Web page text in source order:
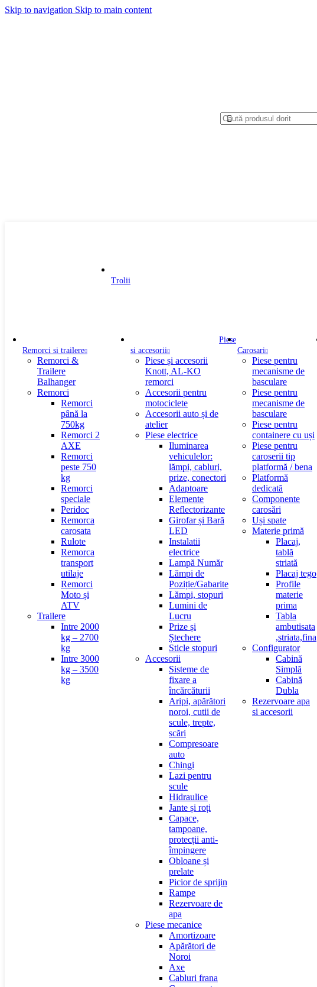
Skip to navigation Skip to main content
Remorci si trailere
Remorci &
Trailere
Balhanger
Remorci
Remorci
până la
750kg
Remorci 2
AXE
Remorci
peste 750
kg
Remorci
speciale
Peridoc
Remorca
carosata
Rulote
Remorca
transport
utilaje
Remorci
Moto și
ATV
Trailere
Intre 2000
kg – 2700
kg
Intre 3000
kg – 3500
kg
Trolii
Piese
si accesorii
Piese și accesorii
Knott, AL-KO
remorci
Accesorii pentru
motociclete
Accesorii auto și de
atelier
Piese electrice
Iluminarea
vehiculelor:
lămpi, cabluri,
prize, conectori
Adaptoare
Elemente
Reflectorizante
Girofar și Bară
LED
Instalatii
electrice
Lampă Număr
Lămpi de
Poziție/Gabarite
Lămpi, stopuri
Lumini de
Lucru
Prize și
Ștechere
Sticle stopuri
Accesorii
Sisteme de
fixare a
încărcăturii
Aripi, apărători
noroi, cutii de
scule, trepte,
scări
Compresoare
auto
Chingi
Lazi pentru
scule
Hidraulice
Jante și roți
Capace,
tampoane,
protecții anti-
împingere
Obloane și
prelate
Picior de sprijin
Rampe
Rezervoare de
apa
Piese mecanice
Amortizoare
Apărători de
Noroi
Axe
Cabluri frana
Carosari
Piese pentru
mecanisme de
basculare
Piese pentru
mecanisme de
basculare
Piese pentru
containere cu uși
Piese pentru
caroserii tip
platformă / bena
Platformă
dedicată
Componente
carosări
Uși spate
Materie primă
Placaj,
tablă
striată
Placaj tego
Profile
materie
prima
Tabla
ambutisata
,striata,fina
Configurator
Cabină
Simplă
Cabină
Dubla
Rezervoare apa
si accesorii